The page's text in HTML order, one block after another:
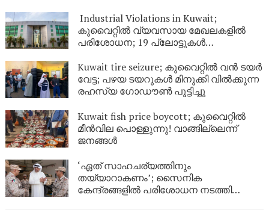
Industrial Violations in Kuwait;
കുവൈറ്റിൽ വ്യവസായ മേഖലകളിൽ
പരിശോധന; 19 പ്ലോട്ടുകൾ
Kuwait tire seizure; കുവൈറ്റിൽ വൻ ടയർ
വേട്ട; പഴയ ടയറുകൾ മിനുക്കി വിൽക്കുന്ന
രഹസ്യ ഗോഡൗൺ പൂട്ടിച്ചു
Kuwait fish price boycott; കുവൈറ്റിൽ
മീൻവില പൊള്ളുന്നു! വാങ്ങില്ലെന്ന്
ജനങ്ങൾ
‘ഏത് സാഹചര്യത്തിനും
തയ്യാറാകണം’; സൈനിക
കേന്ദ്രങ്ങളിൽ പരിശോധന നടത്തി